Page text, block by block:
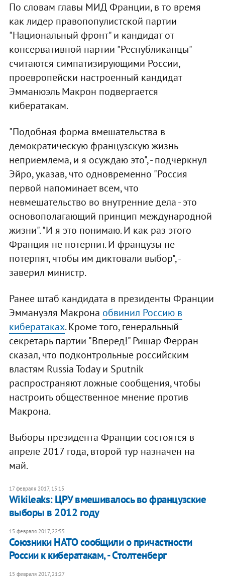
По словам главы МИД Франции, в то время
как лидер правопопулистской партии
"Национальный фронт" и кандидат от
консервативной партии "Республиканцы"
считаются симпатизирующими России,
проевропейски настроенный кандидат
Эмманюэль Макрон подвергается
кибератакам.
"Подобная форма вмешательства в
демократическую французскую жизнь
неприемлема, и я осуждаю это", - подчеркнул
Эйро, указав, что одновременно "Россия
первой напоминает всем, что
невмешательство во внутренние дела - это
основополагающий принцип международной
жизни". "И я это понимаю. И как раз этого
Франция не потерпит. И французы не
потерпят, чтобы им диктовали выбор", -
заверил министр.
Ранее штаб кандидата в президенты Франции
Эммануэля Макрона обвинил Россию в
кибератаках. Кроме того, генеральный
секретарь партии "Вперед!" Ришар Ферран
сказал, что подконтрольные российским
властям Russia Today и Sputnik
распространяют ложные сообщения, чтобы
настроить общественное мнение против
Макрона.
Выборы президента Франции состоятся в
апреле 2017 года, второй тур назначен на
май.
17 февраля 2017, 15:15
Wikileaks: ЦРУ вмешивалось во французские
выборы в 2012 году
15 февраля 2017, 22:55
Союзники НАТО сообщили о причастности
России к кибератакам, - Столтенберг
15 февраля 2017, 21:27